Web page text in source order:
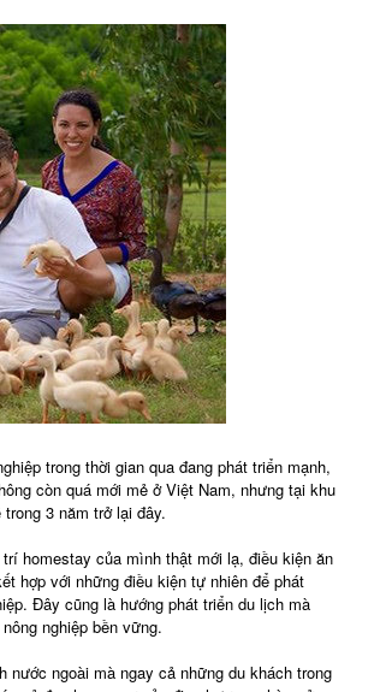
trong thời gian qua đang phát triển mạnh,
còn quá mới mẻ ở Việt Nam, nhưng tại khu
3 năm trở lại đây.
homestay của mình thật mới lạ, điều kiện ăn
hợp với những điều kiện tự nhiên để phát
Đây cũng là hướng phát triển du lịch mà
nghiệp bền vững.
nước ngoài mà ngay cả những du khách trong